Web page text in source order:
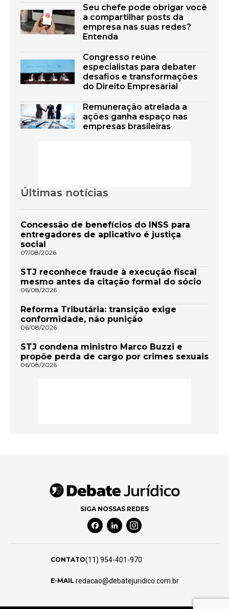
Seu chefe pode obrigar você
a compartilhar posts da
empresa nas suas redes?
Entenda
Congresso reúne
especialistas para debater
desafios e transformações
do Direito Empresarial
Remuneração atrelada a
ações ganha espaço nas
empresas brasileiras
Últimas notícias
Concessão de benefícios do INSS para
entregadores de aplicativo é justiça
social
07/08/2026
STJ reconhece fraude à execução fiscal
mesmo antes da citação formal do sócio
06/08/2026
Reforma Tributária: transição exige
conformidade, não punição
06/08/2026
STJ condena ministro Marco Buzzi e
propõe perda de cargo por crimes sexuais
06/08/2026
SIGA NOSSAS REDES
Facebook Social Media
Linkedin Social Media
Instagram Social Media
CONTATO(11) 954-401-970
E-MAIL redacao@debatejuridico.com.br